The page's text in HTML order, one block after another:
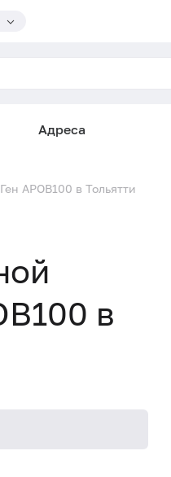
Адреса
APOB100 в Тольятти
в